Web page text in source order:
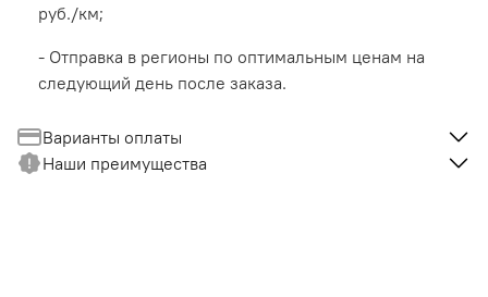
руб./км;
- Отправка в регионы по оптимальным ценам на
следующий день после заказа.
Варианты оплаты
Наши преимущества